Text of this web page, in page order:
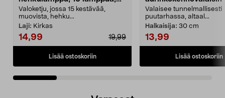
7,2 m
Valoketju, jossa 15 kestävää,
muovista, hehku...
Laji: Kirkas
14,99 19,99
Lisää ostoskoriin
Valaisee tunnelmallisesti
puutarhassa, altaal...
Halkaisija: 30 cm
13,99
Lisää ostoskoriin